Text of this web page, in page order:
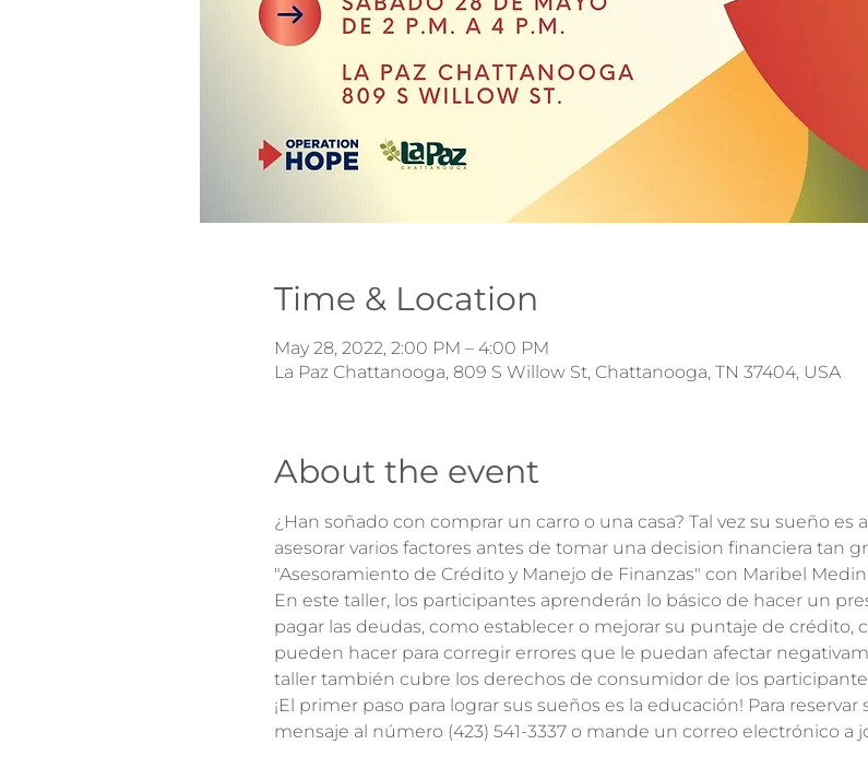
Time & Location
May 28, 2022, 2:00 PM – 4:00 PM
La Paz Chattanooga, 809 S Willow St, Chattanooga, TN 37404, USA
About the event
¿Han soñado con comprar un carro o una casa? Tal vez su sueño es
asesorar varios factores antes de tomar una decision financiera tan
"Asesoramiento de Crédito y Manejo de Finanzas" con Maribel
En este taller, los participantes aprenderán lo básico de hacer un
pagar las deudas, como establecer o mejorar su puntaje de
pueden hacer para corregir errores que le puedan afectar
taller también cubre los derechos de consumidor de los
¡El primer paso para lograr sus sueños es la educación! Para
mensaje al número (423) 541-3337 o mande un correo electrónico a